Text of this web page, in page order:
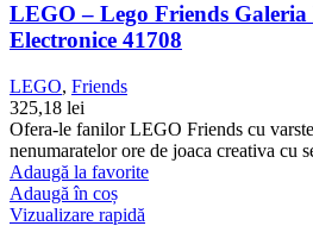
LEGO – Lego Friends Galeria
Electronice 41708
LEGO, Friends
325,18 lei
Ofera-le fanilor LEGO Friends cu
nenumaratelor ore de joaca creativa cu
Adaugă la favorite
Adaugă în coș
Vizualizare rapidă